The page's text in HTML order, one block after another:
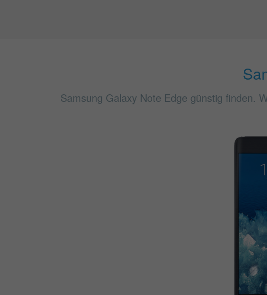
Samsung Galaxy Note Edge günstig finden.